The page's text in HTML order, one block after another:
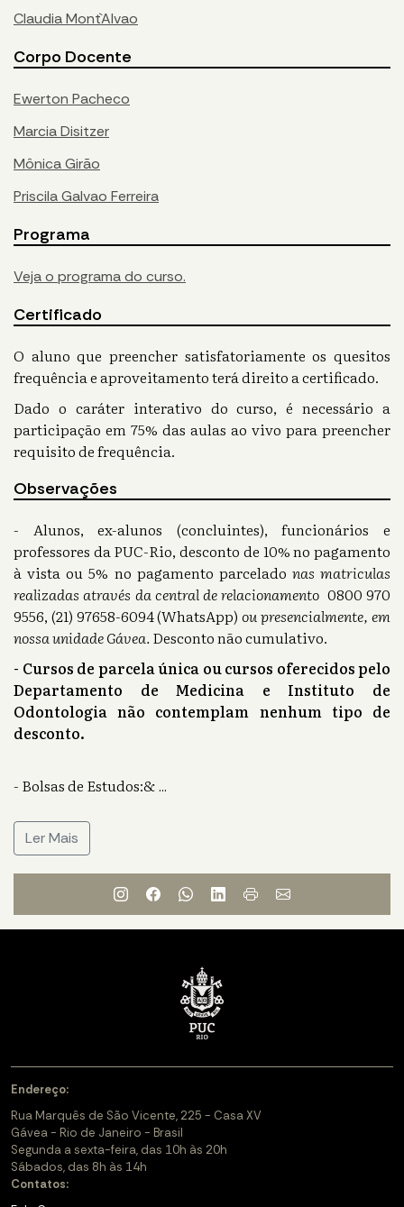
Claudia Mont`Alvao
Corpo Docente
Ewerton Pacheco
Marcia Disitzer
Mônica Girão
Priscila Galvao Ferreira
Programa
Veja o programa do curso.
Certificado
O aluno que preencher satisfatoriamente os quesitos
frequência e aproveitamento terá direito a certificado.
Dado o caráter interativo do curso, é necessário a
participação em 75% das aulas ao vivo para preencher
requisito de frequência.
Observações
- Alunos, ex-alunos (concluintes), funcionários e
professores da PUC-Rio, desconto de 10% no pagamento
à vista ou 5% no pagamento parcelado nas matriculas
realizadas através da central de relacionamento 0800 970
9556, (21) 97658-6094 (WhatsApp)ou presencialmente, em
nossa unidade Gávea.Desconto não cumulativo.
- Cursos de parcela única ou cursos oferecidos pelo
Departamento de Medicina e Instituto de
Odontologia não contemplam nenhum tipo de
desconto.
- Bolsas de Estudos:&...
Ler Mais
Endereço:
Rua Marquês de São Vicente, 225 - Casa XV
Gávea - Rio de Janeiro - Brasil
Segunda a sexta-feira, das 10h às 20h
Sábados, das 8h às 14h
Contatos: